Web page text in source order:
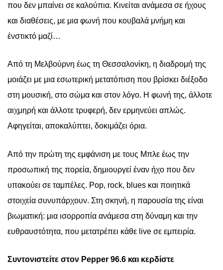
που δεν μπαίνει σε καλούπια. Κινείται ανάμεσα σε ήχους
και διαθέσεις, με μια φωνή που κουβαλά μνήμη και
ένστικτό μαζί…
Από τη Μελβούρνη έως τη Θεσσαλονίκη, η διαδρομή της
μοιάζει με μια εσωτερική μετατόπιση που βρίσκει διέξοδο
στη μουσική, στο σώμα και στον λόγο. Η φωνή της, άλλοτε
αιχμηρή και άλλοτε τρυφερή, δεν ερμηνεύει απλώς.
Αφηγείται, αποκαλύπτει, δοκιμάζει όρια.
Από την πρώτη της εμφάνιση με τους Μπλε έως την
προσωπική της πορεία, δημιουργεί έναν ήχο που δεν
υπακούει σε ταμπέλες. Pop, rock, blues και ποιητικά
στοιχεία συνυπάρχουν. Στη σκηνή, η παρουσία της είναι
βιωματική: μια ισορροπία ανάμεσα στη δύναμη και την
ευθραυστότητα, που μετατρέπει κάθε live σε εμπειρία.
Συντονιστείτε στον Pepper 96.6 και κερδίστε